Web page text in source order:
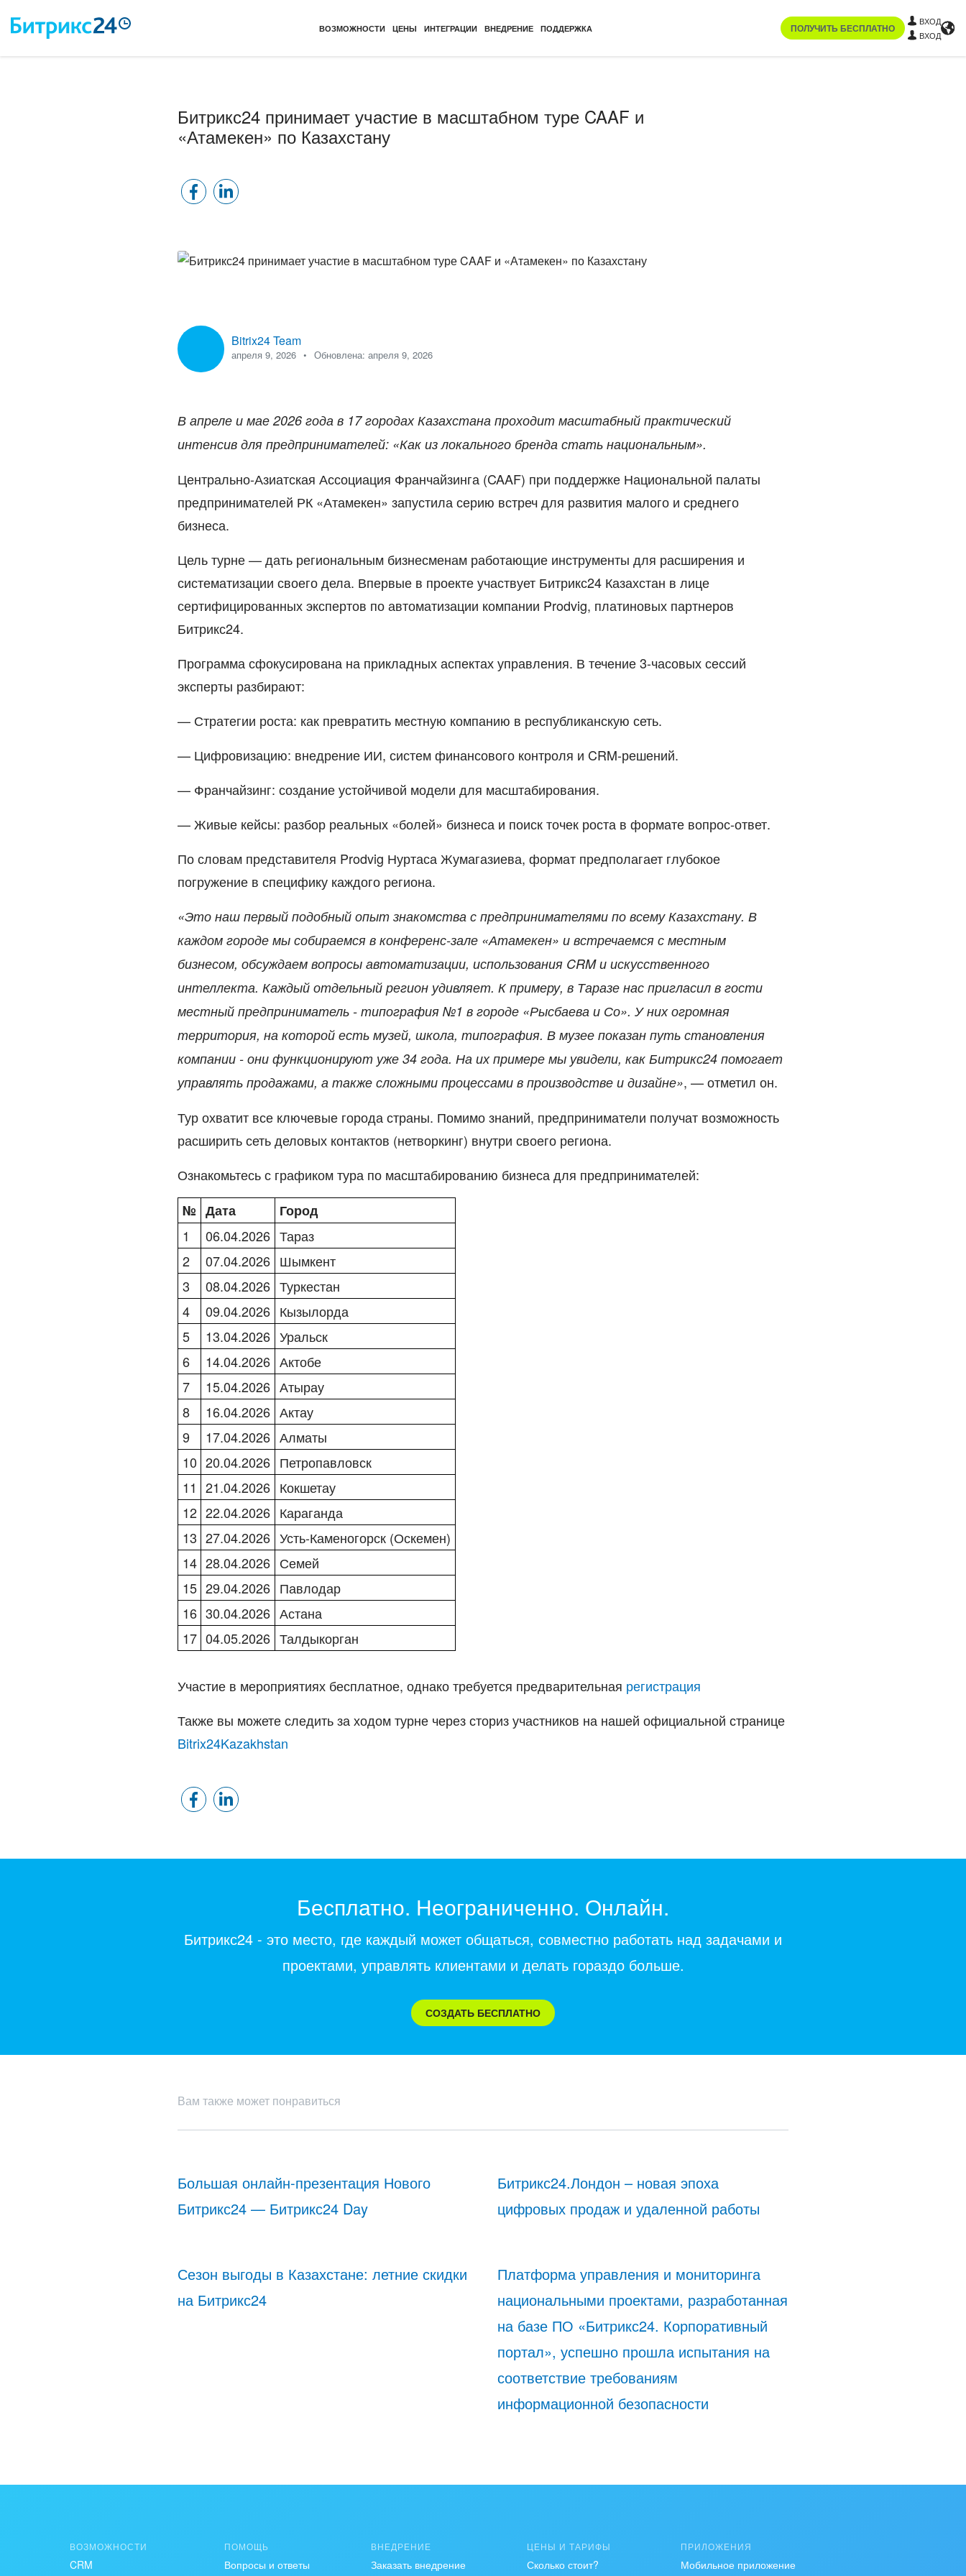
ВОЗМОЖНОСТИ ЦЕНЫ ИНТЕГРАЦИИ ВНЕДРЕНИЕ ПОДДЕРЖКА ПОЛУЧИТЬ БЕСПЛАТНО
ВХОД
ВХОД
Битрикс24 принимает участие в масштабном туре CAAF и
«Атамекен» по Казахстану
Bitrix24 Team
апреля 9, 2026 Обновлена: апреля 9, 2026
В апреле и мае 2026 года в 17 городах Казахстана проходит масштабный практический
интенсив для предпринимателей: «Как из локального бренда стать национальным».
Центрально-Азиатская Ассоциация Франчайзинга (CAAF) при поддержке Национальной палаты
предпринимателей РК «Атамекен» запустила серию встреч для развития малого и среднего
бизнеса.
Цель турне — дать региональным бизнесменам работающие инструменты для расширения и
систематизации своего дела. Впервые в проекте участвует Битрикс24 Казахстан в лице
сертифицированных экспертов по автоматизации компании Prodvig, платиновых партнеров
Битрикс24.
Программа сфокусирована на прикладных аспектах управления. В течение 3-часовых сессий
эксперты разбирают:
— Стратегии роста: как превратить местную компанию в республиканскую сеть.
— Цифровизацию: внедрение ИИ, систем финансового контроля и CRM-решений.
— Франчайзинг: создание устойчивой модели для масштабирования.
— Живые кейсы: разбор реальных «болей» бизнеса и поиск точек роста в формате вопрос-ответ.
По словам представителя Prodvig Нуртаса Жумагазиева, формат предполагает глубокое
погружение в специфику каждого региона.
«Это наш первый подобный опыт знакомства с предпринимателями по всему Казахстану. В
каждом городе мы собираемся в конференс-зале «Атамекен» и встречаемся с местным
бизнесом, обсуждаем вопросы автоматизации, использования CRM и искусственного
интеллекта. Каждый отдельный регион удивляет. К примеру, в Таразе нас пригласил в гости
местный предприниматель - типография №1 в городе «Рысбаева и Со». У них огромная
территория, на которой есть музей, школа, типография. В музее показан путь становления
компании - они функционируют уже 34 года. На их примере мы увидели, как Битрикс24 помогает
управлять продажами, а также сложными процессами в производстве и дизайне», — отметил он.
Тур охватит все ключевые города страны. Помимо знаний, предприниматели получат возможность
расширить сеть деловых контактов (нетворкинг) внутри своего региона.
Ознакомьтесь с графиком тура по масштабированию бизнеса для предпринимателей:
№ Дата
Город
1
06.04.2026 Тараз
2
07.04.2026 Шымкент
3
08.04.2026 Туркестан
4
09.04.2026 Кызылорда
5
13.04.2026 Уральск
6
14.04.2026 Актобе
7
15.04.2026 Атырау
8
16.04.2026 Актау
9
17.04.2026 Алматы
10 20.04.2026 Петропавловск
11 21.04.2026 Кокшетау
12 22.04.2026 Караганда
13 27.04.2026 Усть-Каменогорск (Оскемен)
14 28.04.2026 Семей
15 29.04.2026 Павлодар
16 30.04.2026 Астана
17 04.05.2026 Талдыкорган
Участие в мероприятиях бесплатное, однако требуется предварительная регистрация
Также вы можете следить за ходом турне через сториз участников на нашей официальной странице
Bitrix24Kazakhstan
Бесплатно. Неограниченно. Онлайн.
Битрикс24 - это место, где каждый может общаться, совместно работать над задачами и
проектами, управлять клиентами и делать гораздо больше.
СОЗДАТЬ БЕСПЛАТНО
Вам также может понравиться
Большая онлайн-презентация Нового
Битрикс24 — Битрикс24 Day
Битрикс24.Лондон – новая эпоха
цифровых продаж и удаленной работы
Сезон выгоды в Казахстане: летние скидки
на Битрикс24
Платформа управления и мониторинга
национальными проектами, разработанная
на базе ПО «Битрикс24. Корпоративный
портал», успешно прошла испытания на
соответствие требованиям
информационной безопасности
ВОЗМОЖНОСТИ
CRM
ПОМОЩЬ
Вопросы и ответы
ВНЕДРЕНИЕ
Заказать внедрение
ЦЕНЫ И ТАРИФЫ
Сколько стоит?
ПРИЛОЖЕНИЯ
Мобильное приложение